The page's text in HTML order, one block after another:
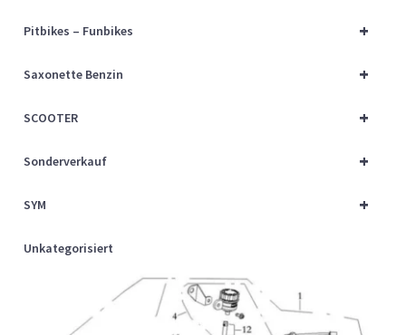
+
Pitbikes – Funbikes
+
Saxonette Benzin
+
SCOOTER
+
Sonderverkauf
+
SYM
Unkategorisiert